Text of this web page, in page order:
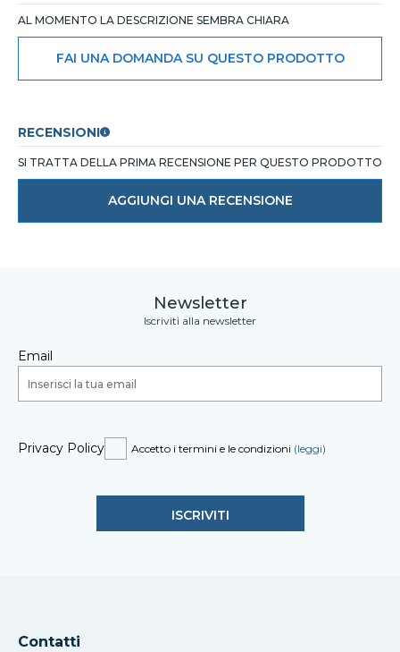
AL MOMENTO LA DESCRIZIONE SEMBRA CHIARA
FAI UNA DOMANDA SU QUESTO PRODOTTO
RECENSIONI
SI TRATTA DELLA PRIMA RECENSIONE PER QUESTO PRODOTTO
AGGIUNGI UNA RECENSIONE
Newsletter
Iscriviti alla newsletter
Email
Privacy Policy Accetto i termini e le condizioni (leggi)
Contatti